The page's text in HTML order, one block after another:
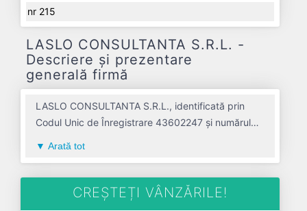
nr 215
LASLO CONSULTANTA S.R.L. -
Descriere și prezentare
generală firmă
LASLO CONSULTANTA S.R.L., identificată prin
Codul Unic de Înregistrare 43602247 și numărul
management avand codul 7022. Cu sediul social
poziționat în zona de Centru a țării, în judetul
Arată tot
CREȘTEȚI VÂNZĂRILE!